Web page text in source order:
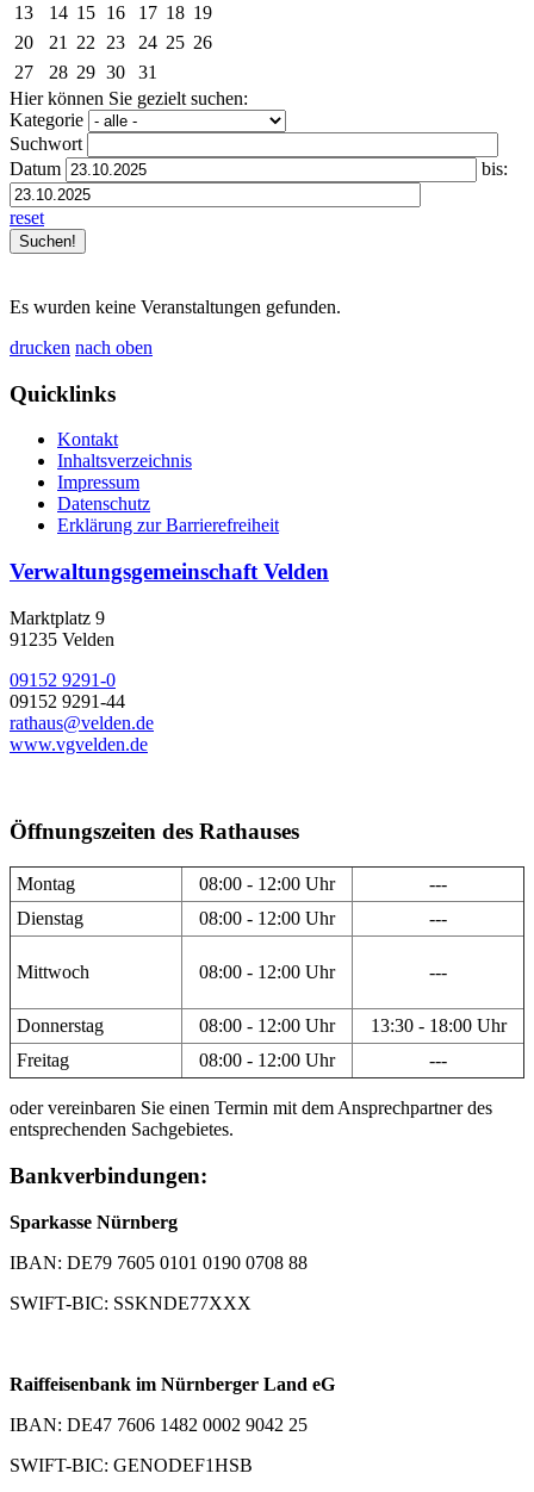
13
14 15 16 17 18 19
20
21 22 23 24 25 26
27
28 29 30
31
Hier können Sie gezielt suchen:
Kategorie
Suchwort
Datum
bis:
reset
Es wurden keine Veranstaltungen gefunden.
drucken nach oben
Quicklinks
Kontakt
Inhaltsverzeichnis
Impressum
Datenschutz
Erklärung zur Barrierefreiheit
Verwaltungsgemeinschaft Velden
Marktplatz 9
91235 Velden
09152 9291-0
09152 9291-44
rathaus@velden.de
www.vgvelden.de
Öffnungszeiten des Rathauses
Montag 08:00 - 12:00 Uhr
---
Dienstag
08:00 - 12:00 Uhr ---
Mittwoch 08:00 - 12:00 Uhr ---
Donnerstag 08:00 - 12:00 Uhr
13:30 - 18:00 Uhr
Freitag
08:00 - 12:00 Uhr ---
oder vereinbaren Sie einen Termin mit dem Ansprechpartner des
entsprechenden Sachgebietes.
Bankverbindungen:
Sparkasse Nürnberg
IBAN: DE79 7605 0101 0190 0708 88
SWIFT-BIC: SSKNDE77XXX
Raiffeisenbank im Nürnberger Land eG
IBAN: DE47 7606 1482 0002 9042 25
SWIFT-BIC: GENODEF1HSB